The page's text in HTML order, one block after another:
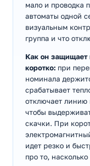
мало и проводка
автоматы одной
визуальным
группа и что
Как он защищает
коротко: при
номинала
срабатывает
отключает линию
чтобы
скачки. При
идет резко и
про то,